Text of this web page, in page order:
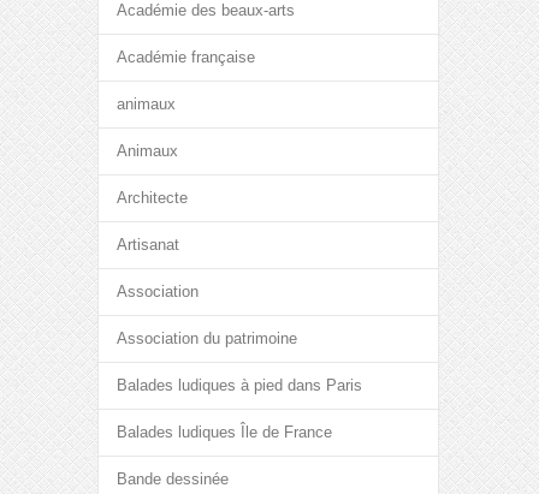
Académie des beaux-arts
Académie française
animaux
Animaux
Architecte
Artisanat
Association
Association du patrimoine
Balades ludiques à pied dans Paris
Balades ludiques Île de France
Bande dessinée